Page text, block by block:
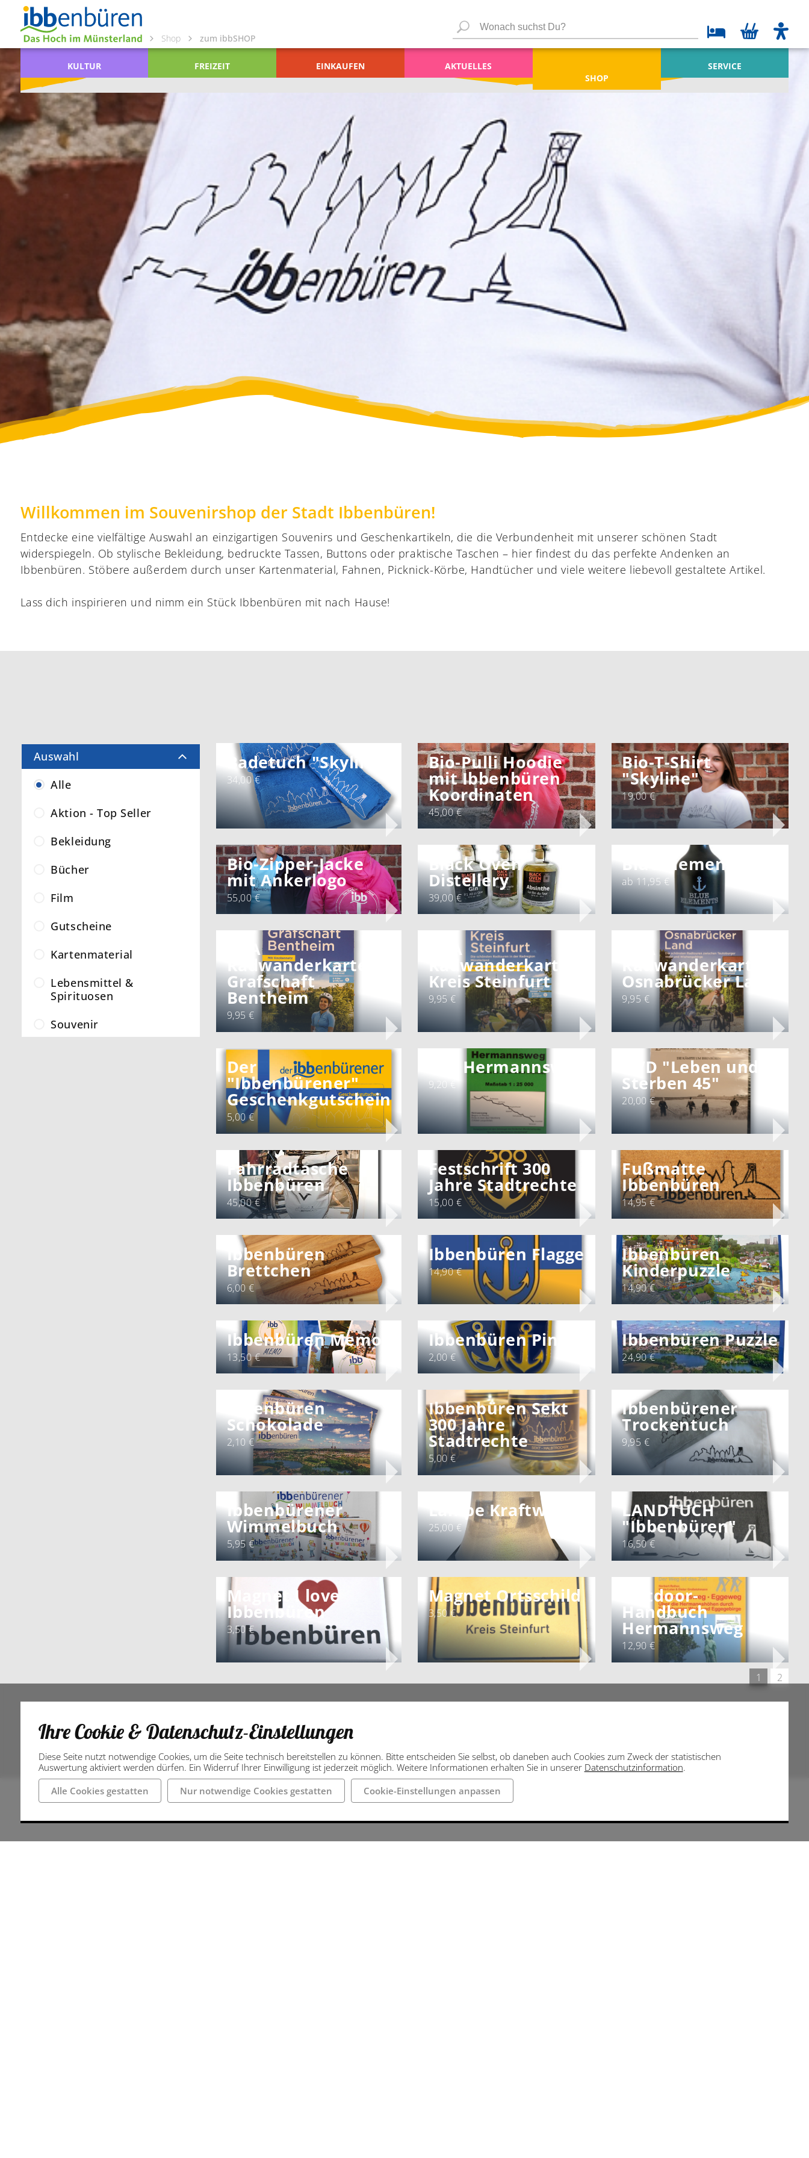
Shop zum ibbSHOP
KULTUR FREIZEIT EINKAUFEN
AKTUELLES
SHOP
SERVICE
Willkommen im Souvenirshop der Stadt Ibbenbüren!
Entdecke eine vielfältige Auswahl an einzigartigen Souvenirs und Geschenkartikeln, die die Verbundenheit mit unserer schönen Stadt
widerspiegeln. Ob stylische Bekleidung, bedruckte Tassen, Buttons oder praktische Taschen – hier findest du das perfekte Andenken an
Ibbenbüren. Stöbere außerdem durch unser Kartenmaterial, Fahnen, Picknick-Körbe, Handtücher und viele weitere liebevoll gestaltete Artikel.
Lass dich inspirieren und nimm ein Stück Ibbenbüren mit nach Hause!
Auswahl
Alle
Aktion - Top Seller
Bekleidung
Bücher
Film
Gutscheine
Kartenmaterial
Lebensmittel &
Spirituosen
Souvenir
Badetuch "Skyline"
34,00 €
Bio-Pulli Hoodie
mit Ibbenbüren
Koordinaten
45,00 €
Bio-T-Shirt
"Skyline"
19,00 €
Bio-Zipper-Jacke
mit Ankerlogo
55,00 €
Black Oven
Distellery
39,00 €
Blue Elements Gin
ab 11,95 €
BVA
Radwanderkarte
Grafschaft
Bentheim
9,95 €
BVA
Radwanderkarte
Kreis Steinfurt
9,95 €
Radwanderkarte
Osnabrücker Land
9,95 €
Der
"Ibbenbürener"
Geschenkgutschein
5,00 €
Der Hermannsweg
9,20 €
DVD "Leben und
Sterben 45"
20,00 €
Fahrradtasche
Ibbenbüren
45,00 €
Festschrift 300
Jahre Stadtrechte
15,00 €
Fußmatte
Ibbenbüren
14,95 €
Ibbenbüren
Brettchen
6,00 €
Ibbenbüren Flagge
14,90 €
Ibbenbüren
Kinderpuzzle
14,90 €
Ibbenbüren Memo
13,50 €
Ibbenbüren Pin
2,00 €
Ibbenbüren Puzzle
24,90 €
Ibbenbüren
Schokolade
2,10 €
Ibbenbüren Sekt
300 Jahre
Stadtrechte
5,00 €
Ibbenbürener
Trockentuch
9,95 €
Ibbenbürener
Wimmelbuch
5,95 €
Lampe Kraftwerk
25,00 €
LANDTUCH
"Ibbenbüren"
16,50 €
Magnet I love
Ibbenbüren
3,50 €
Magnet Ortsschild
3,50 €
Outdoor-
Handbuch
Hermannsweg
12,90 €
1 2
Ihre Cookie & Datenschutz-Einstellungen
Diese Seite nutzt notwendige Cookies, um die Seite technisch bereitstellen zu können. Bitte entscheiden Sie selbst, ob daneben auch Cookies zum Zweck der statistischen
Auswertung aktiviert werden dürfen. Ein Widerruf Ihrer Einwilligung ist jederzeit möglich. Weitere Informationen erhalten Sie in unserer Datenschutzinformation.
Alle Cookies gestatten
Nur notwendige Cookies gestatten Cookie-Einstellungen anpassen